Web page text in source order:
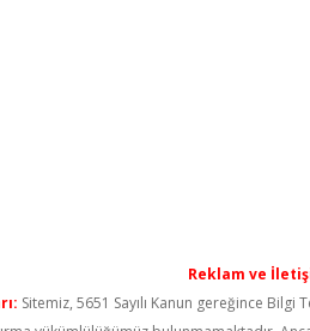
Reklam ve
Sitemiz, 5651 Sayılı Kanun gereğince